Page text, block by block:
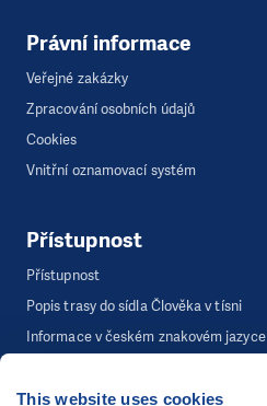
This website uses cookies
Právní informace
Veřejné zakázky
Zpracování osobních údajů
Cookies
Vnitřní oznamovací systém
Přístupnost
Přístupnost
Popis trasy do sídla Člověka v tísni
Informace v českém znakovém jazyce